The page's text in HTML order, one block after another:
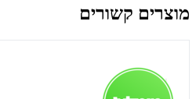
מוצרים קשורים